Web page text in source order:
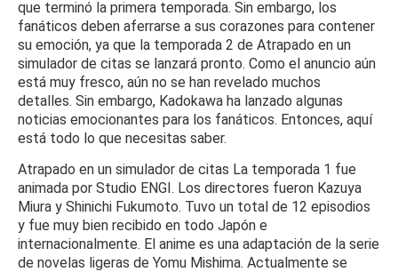
que terminó la primera temporada. Sin embargo, los
fanáticos deben aferrarse a sus corazones para contener
su emoción, ya que la temporada 2 de Atrapado en un
simulador de citas se lanzará pronto. Como el anuncio aún
está muy fresco, aún no se han revelado muchos
detalles. Sin embargo, Kadokawa ha lanzado algunas
noticias emocionantes para los fanáticos. Entonces, aquí
está todo lo que necesitas saber.
Atrapado en un simulador de citas La temporada 1 fue
animada por Studio ENGI. Los directores fueron Kazuya
Miura y Shinichi Fukumoto. Tuvo un total de 12 episodios
y fue muy bien recibido en todo Japón e
internacionalmente. El anime es una adaptación de la serie
de novelas ligeras de Yomu Mishima. Actualmente se